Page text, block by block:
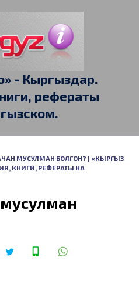
- Кыргыздар.
рефераты
МУСУЛМАН БОЛГОН? | «КЫРГЫЗ
КНИГИ, РЕФЕРАТЫ НА